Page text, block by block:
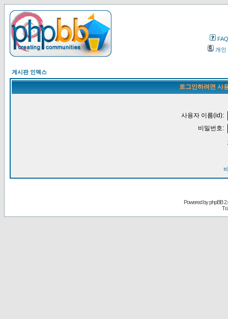
FAQ
개인
게시판 인덱스
로그인하려면 사
사용자 이름(id):
비밀번호:
Powered byphpBB